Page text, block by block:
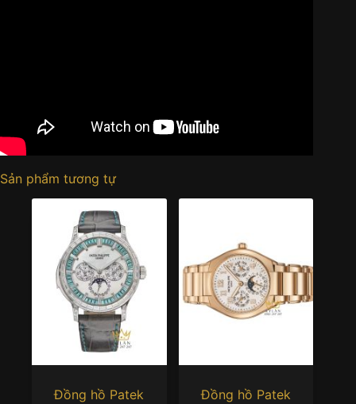
Sản phẩm tương tự
Đồng hồ Patek
Đồng hồ Patek